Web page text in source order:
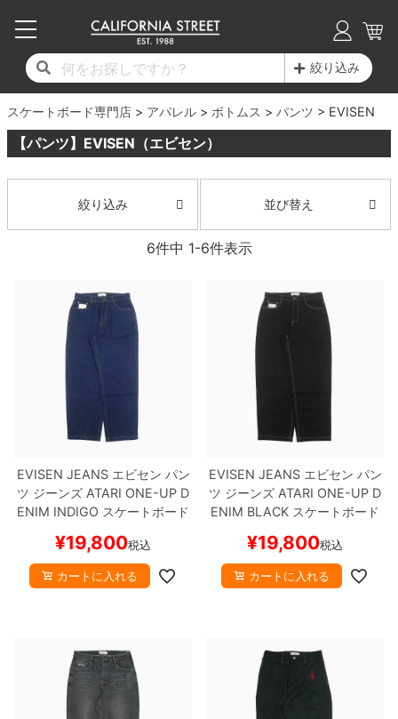
絞り込み
スケートボード専門店 アパレル ボトムス パンツ EVISEN
【パンツ】EVISEN（エビセン）
絞り込み 並び替え
6件中 1-6件表示
EVISEN JEANSエビセン パン
ツ ジーンズ ATARI ONE-UP D
ENIM INDIGO スケートボード
¥19,800税込
カートに入れる
EVISEN JEANSエビセン パン
ツ ジーンズ ATARI ONE-UP D
ENIM BLACK スケートボード
¥19,800税込
カートに入れる
17時までのご注文は当日発送！
11,000円以上で送料無料！
毎月1日はポイント5倍！10日と20日は3倍！
コンプリートセット（完成品）
デッキ
17時までのご注文は当日発送！
11,000円以上で送料無料！
毎月1日はポイント5倍！10日と20日は3倍！
デッキ新着一覧
デッキブランド一覧（全てのデッキ）
サイズからデッキを選ぶ
子供用デッキ
7.0inch以下
7.2inch
8.0inch
8.1inch
8.2inch
8.5inch
17時までのご注文は当日発送！
11,000円以上で送料無料！
毎月1日はポイント5倍！10日と20日は3倍！
トラック新着一覧
トラックブランド一覧（全てのトラック）
適合デッキサイズから選ぶ
7.0inch以下
7.2inch
7.3inch
8.1inch
8.2inch
8.3inch
8.6inch
ウィール
17時までのご注文は当日発送！
11,000円以上で送料無料！
毎月1日はポイント5倍！10日と20日は3倍！
ウィール新着一覧
ウィールブランド一覧（全てのウィール）
ウィールをサイズから選ぶ
50mm
51mm
52mm
59mm
60mm
62mm
スピットファイヤー F4（フォーミュラフォ
ボーンズ XF（エックスフォーミュラ）
ボーンズ STF（エスティーエフ）
ラ）
ソフトウィール（クルーザー）
ベアリング
デッキテープ
ボルト
パーツ・その他
ヘルメット・パッド
スケートケース・バッグ
メディア（雑誌・DVD・CD）
17時までのご注文は当日発送！
11,000円以上で送料無料！
毎月1日はポイント5倍！10日と20日は3倍！
シューズ新着一覧
シューズブランド一覧
シューズをサイズから選ぶ
20cm
21cm
22cm
24.5cm
25.5cm
26cm
26.5cm
インソール
シューレース・その他
17時までのご注文は当日発送！
11,000円以上で送料無料！
毎月1日はポイント5倍！10日と20日は3倍！
Tシャツ
ロングスリーブTシャツ
パーカー
トレーナー・セーター
パンツ
ショーツ
長袖ボタンシャツ
半袖シャツ
ソックス
17時までのご注文は当日発送！
11,000円以上で送料無料！
毎月1日はポイント5倍！10日と20日は3倍！
最新ブログ一覧
カテゴリー
17時までのご注文は当日発送！
11,000円以上で送料無料！
毎月1日はポイント5倍！10日と20日は3倍！
初心者の方へ
スタッフおすすめアイテム
ブランド紹介
スケートパーク情報
17時までのご注文は当日発送！
11,000円以上で送料無料！
毎月1日はポイント5倍！10日と20日は3倍！
店舗情報
ショップライダー紹介
カリフォルニアストリートの歴史
求人情報
プライバシーポリシー
特定商取引法に基づく表記